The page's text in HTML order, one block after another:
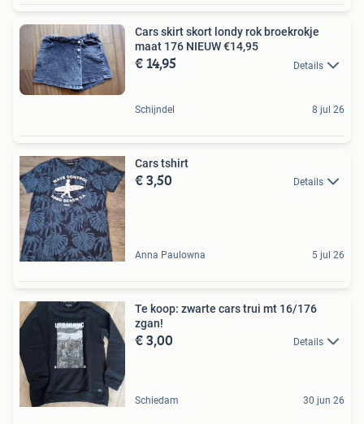
Cars skirt skort londy rok broekrokje
maat 176 NIEUW €14,95
€ 14,95 Details
Schijndel 8 jul 26
Cars tshirt
€ 3,50 Details
Anna Paulowna 5 jul 26
Te koop: zwarte cars trui mt 16/176
zgan!
€ 3,00 Details
Schiedam 30 jun 26